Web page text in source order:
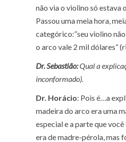
não via o violino só estava
Passou uma meia hora,
categórico:”seu violino
o arco vale 2 mil dólares”
Dr. Sebastião:Qual a
inconformado).
Dr. Horácio: Pois é…a
madeira do arco era uma
especial e a parte que
era de madre-pérola, mas